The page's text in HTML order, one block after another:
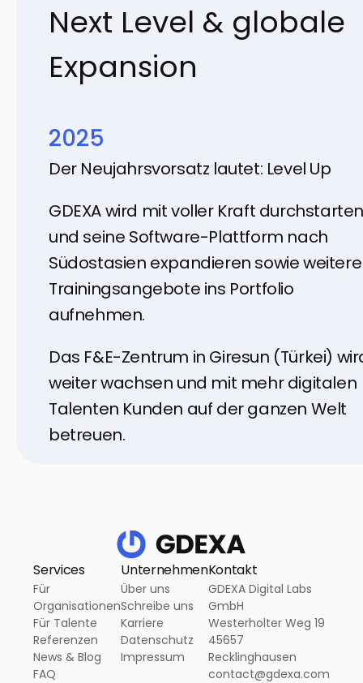
Next Level & globale
Expansion
2025
Der Neujahrsvorsatz lautet: Level Up
GDEXA wird mit voller Kraft
und seine Software-Plattform nach
Südostasien expandieren sowie weitere
Trainingsangebote ins Portfolio
aufnehmen.
Das F&E-Zentrum in Giresun (Türkei)
weiter wachsen und mit mehr digitalen
Talenten Kunden auf der ganzen Welt
betreuen.
Services
Für
Organisationen
Für Talente
Referenzen
News & Blog
FAQ
Unternehmen
Über uns
Schreibe uns
Karriere
Datenschutz
Impressum
Kontakt
GDEXA Digital Labs
GmbH
Westerholter Weg 19
45657
Recklinghausen
contact@gdexa.com